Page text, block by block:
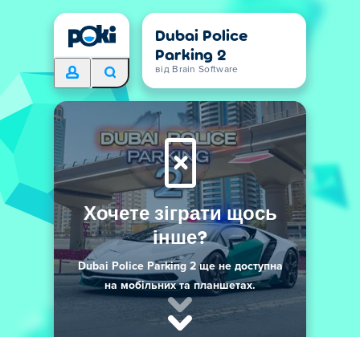
Dubai Police
Parking 2
від Brain Software
Хочете зіграти щось
інше?
Dubai Police Parking 2 ще не доступна
на мобільних та планшетах.